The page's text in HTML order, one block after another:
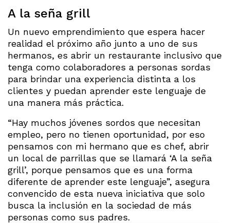
A la seña grill
Un nuevo emprendimiento que espera hacer
realidad el próximo año junto a uno de sus
hermanos, es abrir un restaurante inclusivo que
tenga como colaboradores a personas sordas
para brindar una experiencia distinta a los
clientes y puedan aprender este lenguaje de
una manera más práctica.
“Hay muchos jóvenes sordos que necesitan
empleo, pero no tienen oportunidad, por eso
pensamos con mi hermano que es chef, abrir
un local de parrillas que se llamará ‘A la seña
grill’, porque pensamos que es una forma
diferente de aprender este lenguaje”, asegura
convencido de esta nueva iniciativa que solo
busca la inclusión en la sociedad de más
personas como sus padres.